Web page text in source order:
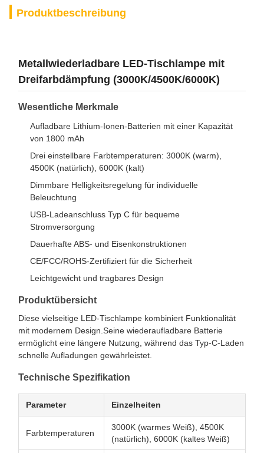
Produktbeschreibung
Metallwiederladbare LED-Tischlampe mit
Dreifarbdämpfung (3000K/4500K/6000K)
Wesentliche Merkmale
Aufladbare Lithium-Ionen-Batterien mit einer Kapazität
von 1800 mAh
Drei einstellbare Farbtemperaturen: 3000K (warm),
4500K (natürlich), 6000K (kalt)
Dimmbare Helligkeitsregelung für individuelle
Beleuchtung
USB-Ladeanschluss Typ C für bequeme
Stromversorgung
Dauerhafte ABS- und Eisenkonstruktionen
CE/FCC/ROHS-Zertifiziert für die Sicherheit
Leichtgewicht und tragbares Design
Produktübersicht
Diese vielseitige LED-Tischlampe kombiniert Funktionalität
mit modernem Design.Seine wiederaufladbare Batterie
ermöglicht eine längere Nutzung, während das Typ-C-Laden
schnelle Aufladungen gewährleistet.
Technische Spezifikation
Parameter Einzelheiten
Farbtemperaturen
3000K (warmes Weiß), 4500K
(natürlich), 6000K (kaltes Weiß)